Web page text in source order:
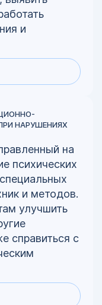
и
НАРУШЕНИЯХ
на
психических
и методов.
улучшить
справиться с